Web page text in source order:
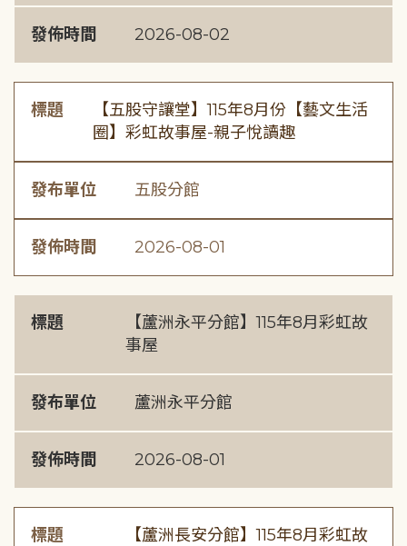
發佈時間 2026-08-02
標題
【五股守讓堂】115年8月份【藝文生活
圈】彩虹故事屋-親子悅讀趣
發布單位 五股分館
發佈時間 2026-08-01
標題
【蘆洲永平分館】115年8月彩虹故
事屋
發布單位 蘆洲永平分館
發佈時間 2026-08-01
標題
【蘆洲長安分館】115年8月彩虹故